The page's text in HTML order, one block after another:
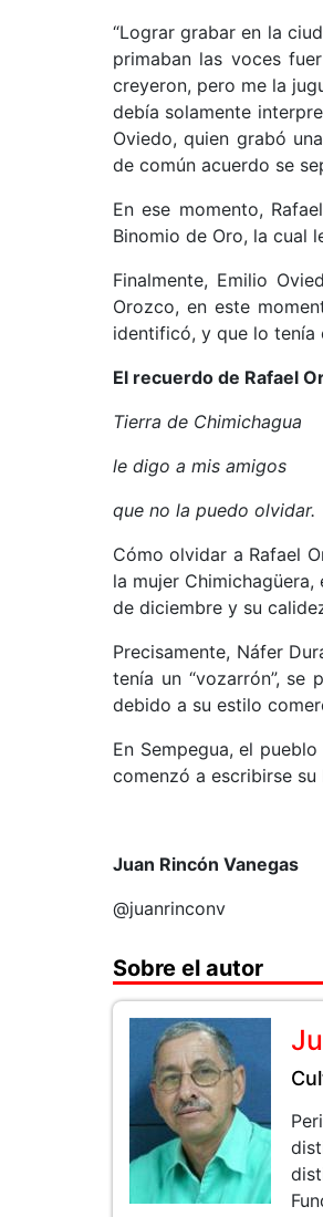
“Lograr grabar en la
primaban las voces
creyeron, pero me la
debía solamente
Oviedo, quien grabó
de común acuerdo se
En ese momento,
Binomio de Oro, la cual
Finalmente, Emilio
Orozco, en este
identificó, y que lo tenía
El recuerdo de Rafael
Tierra de Chimichagua
le digo a mis amigos
que no la puedo olvidar.
Cómo olvidar a Rafael
la mujer
de diciembre y su
Precisamente, Náfer
tenía un “vozarrón”, se
debido a su estilo
En Sempegua, el
comenzó a escribirse
Juan Rincón Vanegas
@juanrinconv
Sobre el autor